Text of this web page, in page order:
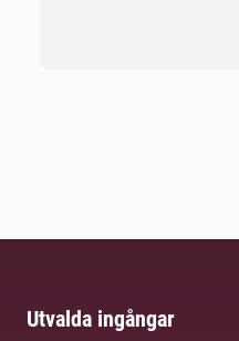
Utvalda ingångar